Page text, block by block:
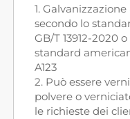
1.
secondo lo
GB/T 13912-2020 o
standard
A123
2. Può essere
polvere o
le richieste dei